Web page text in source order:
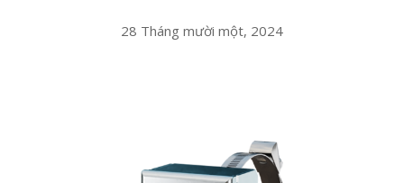
28 Tháng mười một, 2024